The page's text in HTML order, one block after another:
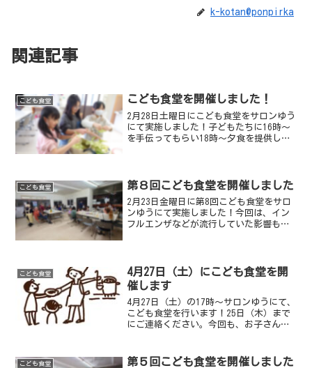
k-kotan@ponpirka
関連記事
こども食堂 こども食堂を開催しました！
2月28日土曜日にこども食堂をサロンゆう
にて実施しました！子どもたちに16時〜
を手伝ってもらい18時〜夕食を提供しま
をご提供いただき...
こども食堂 第８回こども食堂を開催しました
2月23日金曜日に第8回こども食堂をサロ
ンゆうにて実施しました！今回は、イン
フルエンザなどが流行していた影響もあ
15人での食事と...
こども食堂
4月27日（土）にこども食堂を開
催します
4月27日（土）の17時〜サロンゆうにて、
こども食堂を行います！25日（木）まで
にご連絡ください。今回も、お子さん達
るプチ幼児食講座を行います！テー...
こども食堂 第５回こども食堂を開催しました